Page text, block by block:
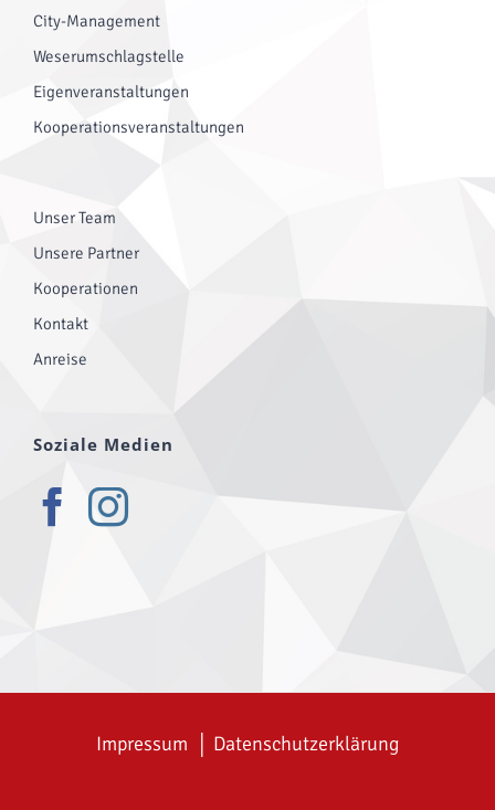
City-Management
Weserumschlagstelle
Eigenveranstaltungen
Kooperationsveranstaltungen
Unser Team
Unsere Partner
Kooperationen
Kontakt
Anreise
Soziale Medien
Impressum Datenschutzerklärung